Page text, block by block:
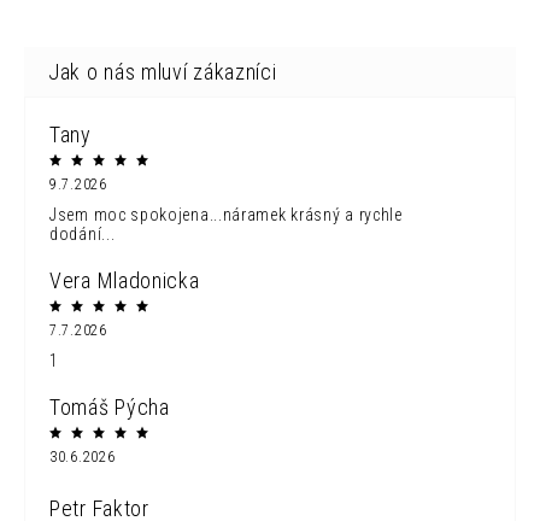
Tany
9.7.2026
Jsem moc spokojena...náramek krásný a rychle
dodání...
Vera Mladonicka
7.7.2026
1
Tomáš Pýcha
30.6.2026
Petr Faktor